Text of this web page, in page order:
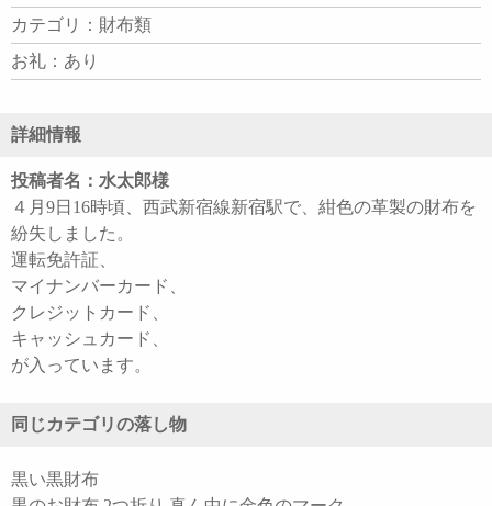
カテゴリ：財布類
お礼：あり
詳細情報
投稿者名：水太郎様
４月9日16時頃、西武新宿線新宿駅で、紺色の革製の財布を
紛失しました。
運転免許証、
マイナンバーカード、
クレジットカード、
キャッシュカード、
が入っています。
同じカテゴリの落し物
黒い黒財布